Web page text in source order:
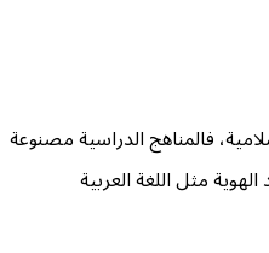
فالمناهج الدراسية مصنوعة
مثل اللغة العربية